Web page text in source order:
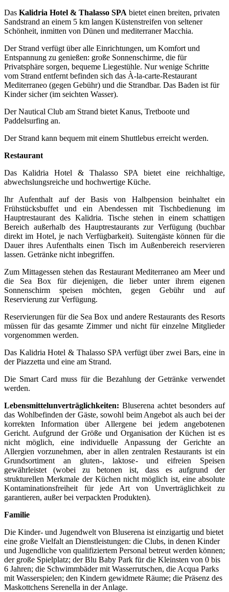
Das Kalidria Hotel & Thalasso SPA bietet einen breiten, privaten
Sandstrand an einem 5 km langen Küstenstreifen von seltener
Schönheit, inmitten von Dünen und mediterraner Macchia.
Der Strand verfügt über alle Einrichtungen, um Komfort und
Entspannung zu genießen: große Sonnenschirme, die für
Privatsphäre sorgen, bequeme Liegestühle. Nur wenige Schritte
vom Strand entfernt befinden sich das À-la-carte-Restaurant
Mediterraneo (gegen Gebühr) und die Strandbar. Das Baden ist für
Kinder sicher (im seichten Wasser).
Der Nautical Club am Strand bietet Kanus, Tretboote und
Paddelsurfing an.
Der Strand kann bequem mit einem Shuttlebus erreicht werden.
Restaurant
Das Kalidria Hotel & Thalasso SPA bietet eine reichhaltige,
abwechslungsreiche und hochwertige Küche.
Ihr Aufenthalt auf der Basis von Halbpension beinhaltet ein
Frühstücksbuffet und ein Abendessen mit Tischbedienung im
Hauptrestaurant des Kalidria. Tische stehen in einem schattigen
Bereich außerhalb des Hauptrestaurants zur Verfügung (buchbar
direkt im Hotel, je nach Verfügbarkeit). Suitengäste können für die
Dauer ihres Aufenthalts einen Tisch im Außenbereich reservieren
lassen. Getränke nicht inbegriffen.
Zum Mittagessen stehen das Restaurant Mediterraneo am Meer und
die Sea Box für diejenigen, die lieber unter ihrem eigenen
Sonnenschirm speisen möchten, gegen Gebühr und auf
Reservierung zur Verfügung.
Reservierungen für die Sea Box und andere Restaurants des Resorts
müssen für das gesamte Zimmer und nicht für einzelne Mitglieder
vorgenommen werden.
Das Kalidria Hotel & Thalasso SPA verfügt über zwei Bars, eine in
der Piazzetta und eine am Strand.
Die Smart Card muss für die Bezahlung der Getränke verwendet
werden.
Lebensmittelunverträglichkeiten: Bluserena achtet besonders auf
das Wohlbefinden der Gäste, sowohl beim Angebot als auch bei der
korrekten Information über Allergene bei jedem angebotenen
Gericht. Aufgrund der Größe und Organisation der Küchen ist es
nicht möglich, eine individuelle Anpassung der Gerichte an
Allergien vorzunehmen, aber in allen zentralen Restaurants ist ein
Grundsortiment an gluten-, laktose- und eifreien Speisen
gewährleistet (wobei zu betonen ist, dass es aufgrund der
strukturellen Merkmale der Küchen nicht möglich ist, eine absolute
Kontaminationsfreiheit für jede Art von Unverträglichkeit zu
garantieren, außer bei verpackten Produkten).
Familie
Die Kinder- und Jugendwelt von Bluserena ist einzigartig und bietet
eine große Vielfalt an Dienstleistungen: die Clubs, in denen Kinder
und Jugendliche von qualifiziertem Personal betreut werden können;
der große Spielplatz; der Blu Baby Park für die Kleinsten von 0 bis
6 Jahren; die Schwimmbäder mit Wasserrutschen, die Acqua Parks
mit Wasserspielen; den Kindern gewidmete Räume; die Präsenz des
Maskottchens Serenella in der Anlage.